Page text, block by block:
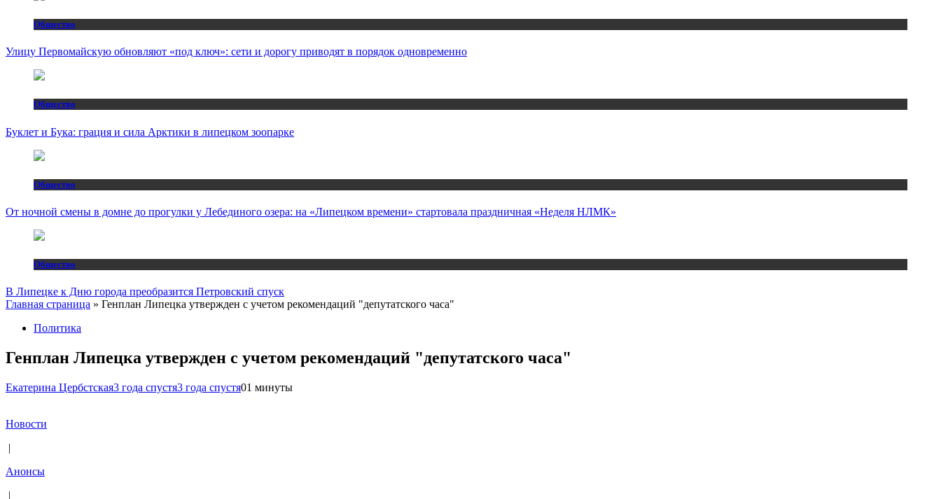
Общество
Улицу Первомайскую обновляют «под ключ»: сети и дорогу приводят в порядок одновременно
Общество
Буклет и Бука: грация и сила Арктики в липецком зоопарке
Общество
От ночной смены в домне до прогулки у Лебединого озера: на «Липецком времени» стартовала праздничная «Неделя НЛМК»
Общество
В Липецке к Дню города преобразится Петровский спуск
Главная страница » Генплан Липецка утвержден с учетом рекомендаций "депутатского часа"
Политика
Генплан Липецка утвержден с учетом рекомендаций "депутатского часа"
Екатерина Цербстская3 года спустя3 года спустя01 минуты
Новости
|
Анонсы
|